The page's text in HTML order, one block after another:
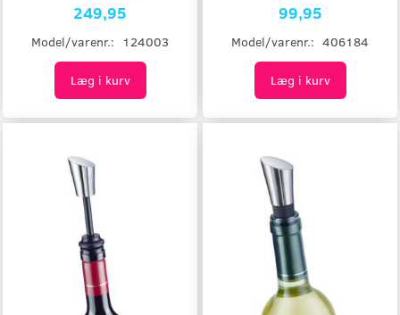
249,95
Model/varenr.: 124003
Læg i kurv
99,95
Model/varenr.: 406184
Læg i kurv